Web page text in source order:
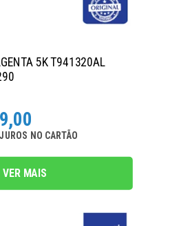
5K T941320AL
NO CARTÃO
VER MAIS